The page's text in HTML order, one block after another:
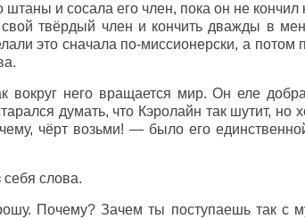
штаны и сосала его член, пока он не
свой твёрдый член и кончить дважды в
это сначала по-миссионерски, а потом
вокруг него вращается мир. Он еле
думать, что Кэролайн так шутит, но
чёрт возьми! — было его
слова.
Почему? Зачем ты поступаешь так с